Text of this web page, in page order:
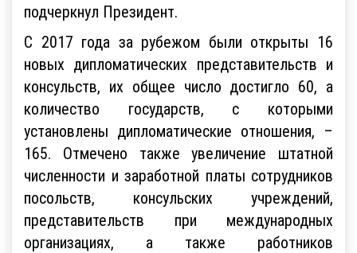
подчеркнул Президент.
С 2017 года за рубежом были открыты 16
новых дипломатических представительств и
консульств, их общее число достигло 60, а
количество государств, с которыми
установлены дипломатические отношения, –
165. Отмечено также увеличение штатной
численности и заработной платы сотрудников
посольств, консульских учреждений,
представительств при международных
организациях, а также работников